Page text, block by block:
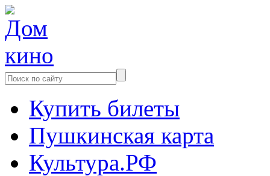
Купить билеты
Пушкинская карта
Культура.РФ